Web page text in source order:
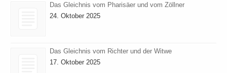
Das Gleichnis vom Pharisäer und vom Zöllner
24. Oktober 2025
Das Gleichnis vom Richter und der Witwe
17. Oktober 2025